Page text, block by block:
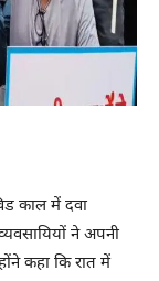
काल में दवा
ने अपनी
कहा कि रात में